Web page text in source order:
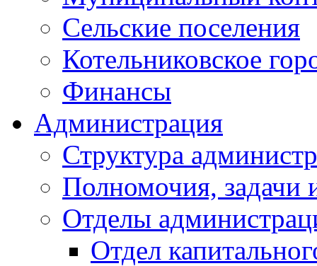
Сельские поселения
Котельниковское
Финансы
Администрация
Структура
Полномочия, задачи
Отделы
Отдел